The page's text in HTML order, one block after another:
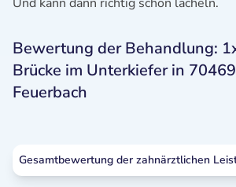
Bewertung der Behandlung:
Brücke im Unterkiefer in
Feuerbach
Gesamtbewertung der zahnärztlichen